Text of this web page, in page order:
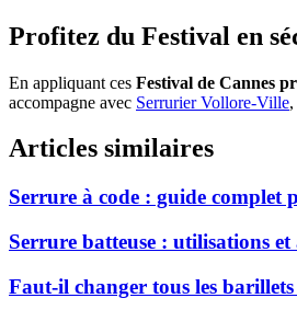
Profitez du Festival en
En appliquant ces Festival de Cannes
accompagne avec Serrurier Vollore-Ville
Articles similaires
Serrure à code : guide complet
Serrure batteuse : utilisations
Faut-il changer tous les